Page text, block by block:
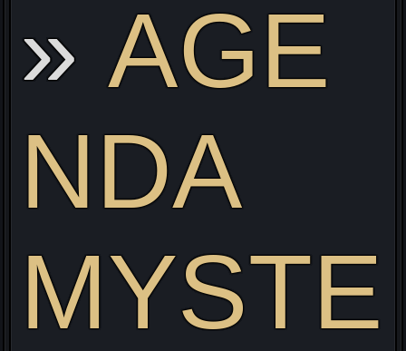
Visitez mon site web pour découvrir mon projet Live
alliant Gaming/Streaming/Cosplay !
AGE
NDA
MYSTE